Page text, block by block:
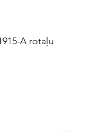
A rotaļu